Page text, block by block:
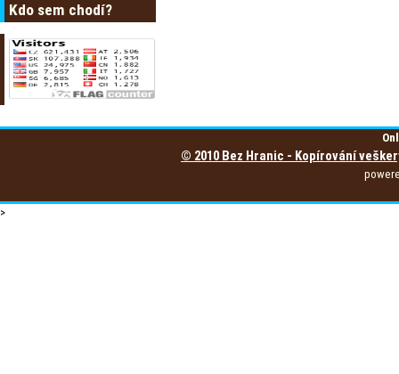
Kdo sem chodí?
© 2010 Bez Hranic - Kopírování
>